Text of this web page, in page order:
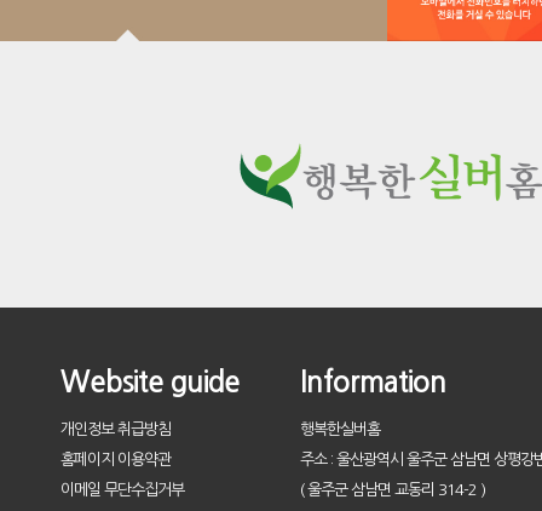
Website guide
개인정보 취급방침
홈페이지 이용약관
이메일 무단수집거부
Information
행복한실버홈
주소 : 울산광역시 울주군 삼남면 상평강
( 울주군 삼남면 교동리 314-2 )